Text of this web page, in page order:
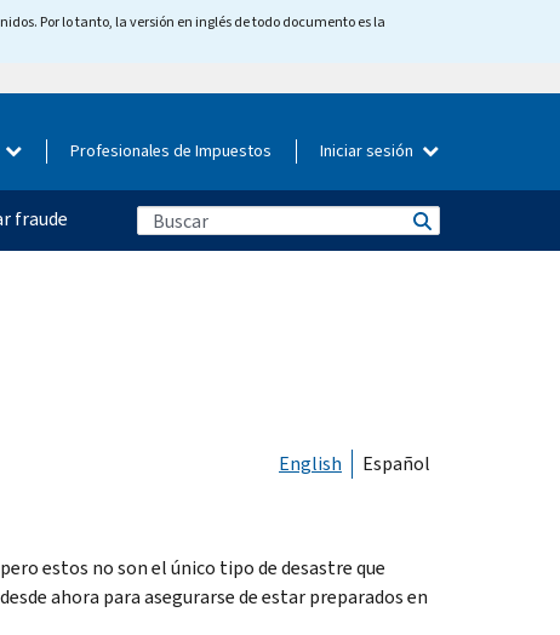
Por lo tanto, la versión en inglés de todo documento es la
Profesionales de Impuestos Iniciar sesión
fraude
English Español
estos no son el único tipo de desastre que
ahora para asegurarse de estar preparados en